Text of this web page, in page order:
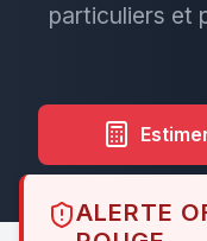
particuliers et
ALERTE